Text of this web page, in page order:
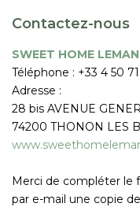
Contactez-nous
SWEET HOME
Téléphone : +33 4 50
Adresse :
28 bis AVENUE
74200 THONON LES
Merci de compléter le
par e-mail une copie